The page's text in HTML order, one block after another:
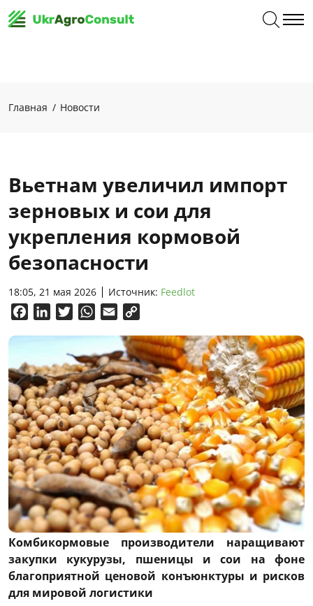
Главная Новости
Вьетнам увеличил импорт
зерновых и сои для
укрепления кормовой
безопасности
18:05, 21 мая 2026 Источник: Feedlot
FacebookLinkedInTwitterWhatsApp
Email
Комбикормовые производители наращивают
закупки кукурузы, пшеницы и сои на фоне
благоприятной ценовой конъюнктуры и рисков
для мировой логистики